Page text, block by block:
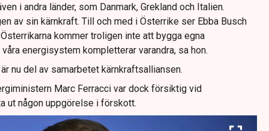
i andra länder, som Danmark, Grekland och Italien.
av sin kärnkraft. Till och med i Österrike ser Ebba Busch
kommer troligen inte att bygga egna
energisystem kompletterar varandra, sa hon.
nu del av samarbetet kärnkraftsalliansen.
Marc Ferracci var dock försiktig vid
ut någon uppgörelse i förskott.